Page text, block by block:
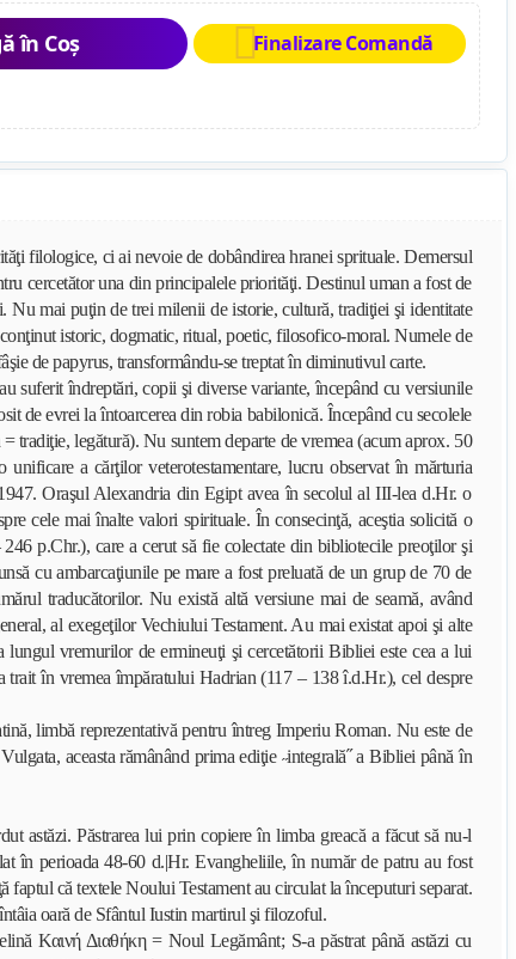
în Coș Finalizare Comandă
filologice, ci ai nevoie de dobândirea hranei sprituale. Demersul
cercetător una din principalele priorităţi. Destinul uman a fost de
mai puţin de trei milenii de istorie, cultură, tradiţiei şi identitate
istoric, dogmatic, ritual, poetic, filosofico-moral. Numele de
de papyrus, transformându-se treptat în diminutivul carte.
îndreptări, copii şi diverse variante, începând cu versiunile
de evrei la întoarcerea din robia babilonică. Începând cu secolele
tradiţie, legătură). Nu suntem departe de vremea (acum aprox. 50
a cărţilor veterotestamentare, lucru observat în mărturia
Oraşul Alexandria din Egipt avea în secolul al III-lea d.Hr. o
cele mai înalte valori spirituale. În consecinţă, aceştia solicită o
p.Chr.), care a cerut să fie colectate din bibliotecile preoţilor şi
cu ambarcaţiunile pe mare a fost preluată de un grup de 70 de
traducătorilor. Nu există altă versiune mai de seamă, având
al exegeţilor Vechiului Testament. Au mai existat apoi şi alte
vremurilor de ermineuţi şi cercetătorii Bibliei este cea a lui
în vremea împăratului Hadrian (117 – 138 î.d.Hr.), cel despre
limbă reprezentativă pentru întreg Imperiu Roman. Nu este de
aceasta rămânând prima ediţie ˶integrală˝ a Bibliei până în
astăzi. Păstrarea lui prin copiere în limba greacă a făcut să nu-l
în perioada 48-60 d.|Hr. Evangheliile, în număr de patru au fost
faptul că textele Noului Testament au circulat la începuturi separat.
oară de Sfântul Iustin martirul şi filozoful.
Καινή Διαθήκη = Noul Legământ; S-a păstrat până astăzi cu